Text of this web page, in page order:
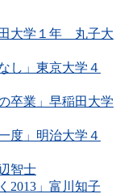
田大学１年 丸子大
し」東京大学４
卒業」早稲田大学
度」明治大学４
智士
2013」富川知子